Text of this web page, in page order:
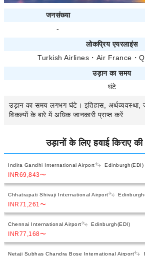
जनसंख्या
-
लोकप्रिय एयरलाइंस
Turkish Airlines ・ Air France ・
उड़ान का समय
घंटे
उड़ान का समय लगभग घंटे। इतिहास,
विकल्पों के बारे में अधिक जानकारी प्राप्त करें
उड़ानों के लिए हवाई किराए
Indira Gandhi International Airport Edinburgh(EDI)
INR69,843〜
Chhatrapati Shivaji International Airport
INR71,261〜
Chennai International Airport Edinburgh(EDI)
INR77,168〜
Netaji Subhas Chandra Bose International Airport